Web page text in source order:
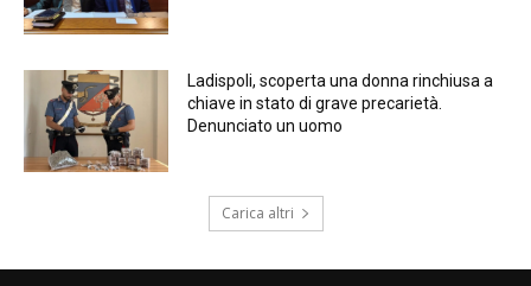
Ladispoli, scoperta una donna rinchiusa a
chiave in stato di grave precarietà.
Denunciato un uomo
Carica altri